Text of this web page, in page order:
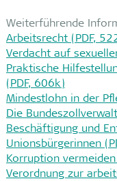
Weiterführende
Arbeitsrecht (PDF,
Verdacht auf
Praktische
(PDF, 606k)
Mindestlohn in der
Die
Beschäftigung und
Unionsbürgerinnen
Korruption vermeiden
Verordnung zur